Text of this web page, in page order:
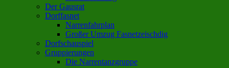
Der Gausrat
Dorffasnet
Narrenfahrplan
Großer Umzug Fasnetzeischdig
Dorfschauspiel
Gruppierungen
Die Narrentanzgruppe